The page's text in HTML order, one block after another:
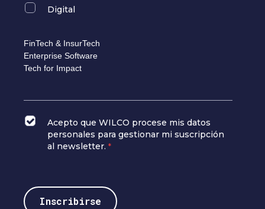
Digital
FinTech & InsurTech
Enterprise Software
Tech for Impact
Acepto que WILCO procese mis datos
personales para gestionar mi suscripción
al newsletter. *